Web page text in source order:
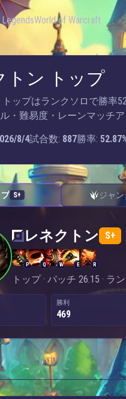
World of Warcraft
トン トップ
ップはランクソロで勝率
・難易度・レーンマッチ
8/4試合数: 887勝率:
プ S+ ジャン
— トップ
レネクトン S+
P Q W E R
トップ · パッチ 26.15 · ラ
勝利
469